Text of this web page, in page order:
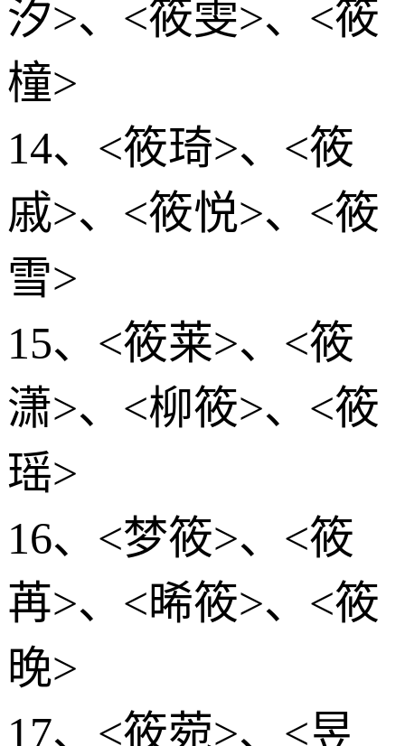
汐>、<筱雯>、<筱
橦>
14、<筱琦>、<筱
戚>、<筱悦>、<筱
雪>
15、<筱莱>、<筱
潇>、<柳筱>、<筱
瑶>
16、<梦筱>、<筱
苒>、<晞筱>、<筱
晚>
17、<筱菀>、<昱